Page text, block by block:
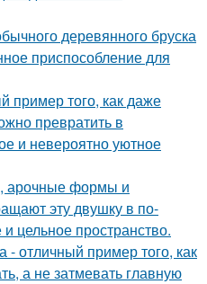
деревянного бруска
приспособление для
пример того, как даже
превратить в
и невероятно уютное
арочные формы и
эту двушку в по-
цельное пространство.
- отличный пример того, как
а не затмевать главную